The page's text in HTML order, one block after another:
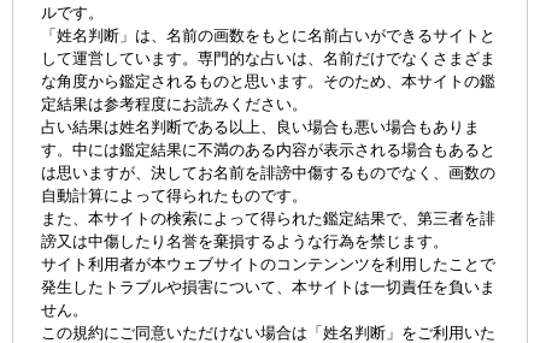
ルです。
「姓名判断」は、名前の画数をもとに名前占いができるサイトと
して運営しています。専門的な占いは、名前だけでなくさまざま
な角度から鑑定されるものと思います。そのため、本サイトの鑑
定結果は参考程度にお読みください。
占い結果は姓名判断である以上、良い場合も悪い場合もありま
す。中には鑑定結果に不満のある内容が表示される場合もあると
は思いますが、決してお名前を誹謗中傷するものでなく、画数の
自動計算によって得られたものです。
また、本サイトの検索によって得られた鑑定結果で、第三者を誹
謗又は中傷したり名誉を棄損するような行為を禁じます。
サイト利用者が本ウェブサイトのコンテンンツを利用したことで
発生したトラブルや損害について、本サイトは一切責任を負いま
せん。
この規約にご同意いただけない場合は「姓名判断」をご利用いた